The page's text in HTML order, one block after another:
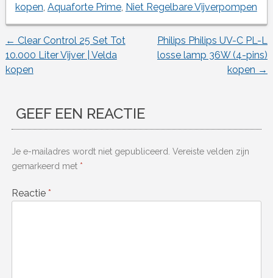
kopen Aquaforte Prime, Niet Regelbare Vijverpompen
Berichtnavigatie
← Clear Control 25 Set Tot
10.000 Liter Vijver | Velda
kopen
Philips Philips UV-C PL-L
losse lamp 36W (4-pins)
kopen →
GEEF EEN REACTIE
Je e-mailadres wordt niet gepubliceerd. Vereiste velden zijn
gemarkeerd met *
Reactie *